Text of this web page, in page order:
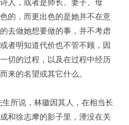
的，而更出色的是她并不在意
去做她想要做的事，并不考虑
者明知道代价也不管不顾，因
切的过程，以及在过程中经历
来的名望或其它什么。
说，林徽因其人，在相当长
和徐志摩的影子里，湮没在关